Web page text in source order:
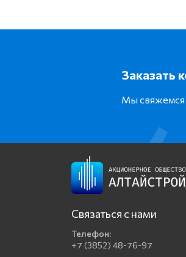
Заказать
Мы свяжемся
Связаться с нами
Телефон:
+7 (3852) 48-76-97